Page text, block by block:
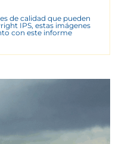
de calidad que pueden
IPS, estas imágenes
con este informe